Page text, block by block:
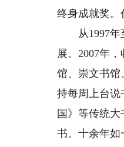
终身成就奖。
从1997年至
展。2007年
馆、崇文书馆
持每周上台说
国》等传统
书。十余年如